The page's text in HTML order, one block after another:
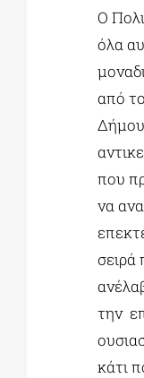
Ο
όλα
από
που
να
την
κάτι